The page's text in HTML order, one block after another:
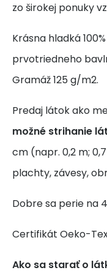
zo širokej ponuky
Krásna hladká
prvotriedneho
Gramáž 125 g/m2.
Predaj látok ako
možné strihanie
cm (napr. 0,2 m;
plachty, závesy,
Dobre sa perie na
Certifikát Oeko-
Ako sa starať o